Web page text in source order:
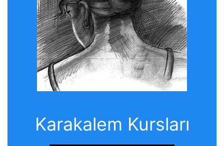
Karakalem Kursları